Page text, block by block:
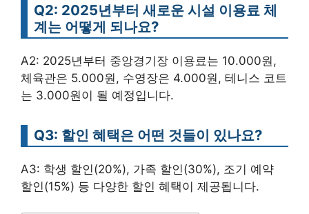
Q2: 2025년부터 새로운 시설 이용료 체
계는 어떻게 되나요?
A2: 2025년부터 중앙경기장 이용료는 10.000원,
체육관은 5.000원, 수영장은 4.000원, 테니스 코트
는 3.000원이 될 예정입니다.
Q3: 할인 혜택은 어떤 것들이 있나요?
A3: 학생 할인(20%), 가족 할인(30%), 조기 예약
할인(15%) 등 다양한 할인 혜택이 제공됩니다.